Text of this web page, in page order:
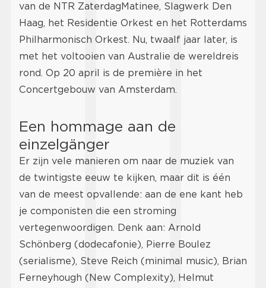
van de NTR ZaterdagMatinee, Slagwerk Den
Haag, het Residentie Orkest en het Rotterdams
Philharmonisch Orkest. Nu, twaalf jaar later, is
met het voltooien van Australie de wereldreis
rond. Op 20 april is de première in het
Concertgebouw van Amsterdam.
Een hommage aan de
einzelgänger
Er zijn vele manieren om naar de muziek van
de twintigste eeuw te kijken, maar dit is één
van de meest opvallende: aan de ene kant heb
je componisten die een stroming
vertegenwoordigen. Denk aan: Arnold
Schönberg (dodecafonie), Pierre Boulez
(serialisme), Steve Reich (minimal music), Brian
Ferneyhough (New Complexity), Helmut